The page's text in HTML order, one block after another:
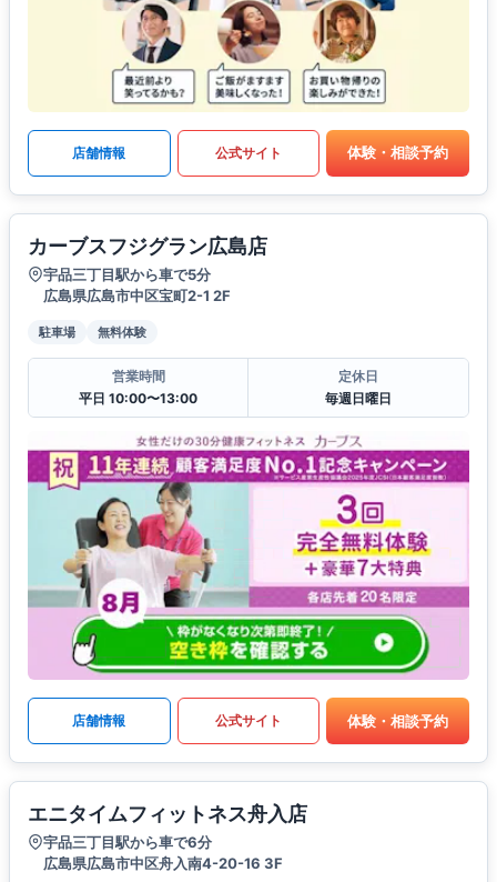
店舗情報 公式サイト 体験・相談予約
カーブスフジグラン広島店
宇品三丁目駅から車で5分
広島県広島市中区宝町2-1 2F
駐車場 無料体験
営業時間
平日 10:00〜13:00
定休日
毎週日曜日
店舗情報 公式サイト 体験・相談予約
エニタイムフィットネス舟入店
宇品三丁目駅から車で6分
広島県広島市中区舟入南4-20-16 3F